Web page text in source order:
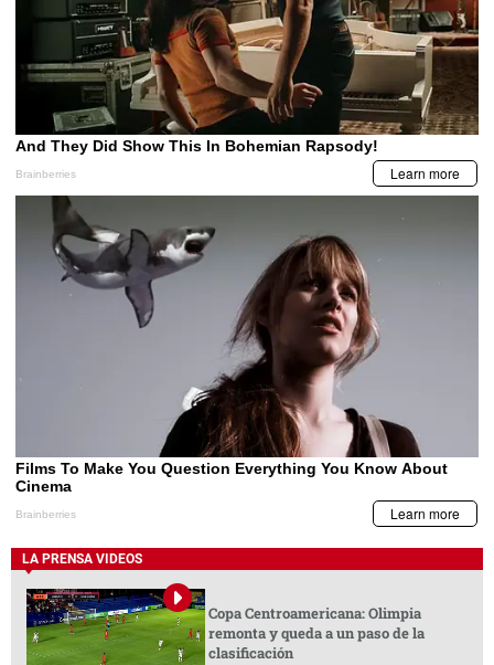
LA PRENSA VIDEOS
Copa Centroamericana: Olimpia
remonta y queda a un paso de la
clasificación